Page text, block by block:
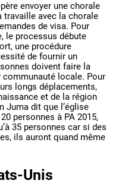
envoyer une chorale
travaille avec la chorale
de visa. Pour
le processus débute
une procédure
de fournir un
doivent faire la
locale. Pour
longs déplacements,
et de la région
Juma dit que l’église
personnes à PA 2015,
35 personnes car si des
ils auront quand même
Unis